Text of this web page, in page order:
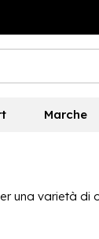
Marche
varietà
così
Giorgio,